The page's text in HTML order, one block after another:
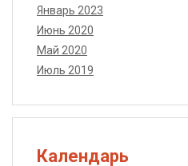
Январь 2023
Июнь 2020
Май 2020
Июль 2019
Календарь